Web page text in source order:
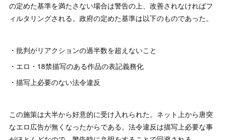
の定めた基準を満たさない場合は警告の上、改善されなければフ
ィルタリングされる。政府の定めた基準は以下のものであった。
・批判がリアクションの過半数を超えないこと
・エロ・18禁描写のある作品の表記義務化
・描写上必要のない法令違反
この施策は大半から好意的に受け入れられた。ネット上から唐突
なエロ広告が無くなったからである。法令違反は描写上必要な事